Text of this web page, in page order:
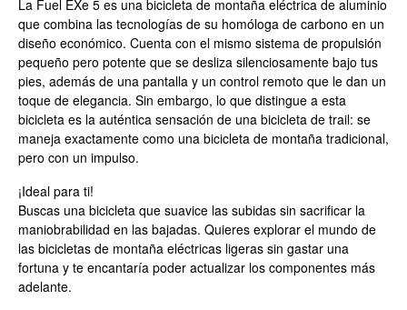
La Fuel EXe 5 es una bicicleta de montaña eléctrica de aluminio
que combina las tecnologías de su homóloga de carbono en un
diseño económico. Cuenta con el mismo sistema de propulsión
pequeño pero potente que se desliza silenciosamente bajo tus
pies, además de una pantalla y un control remoto que le dan un
toque de elegancia. Sin embargo, lo que distingue a esta
bicicleta es la auténtica sensación de una bicicleta de trail: se
maneja exactamente como una bicicleta de montaña tradicional,
pero con un impulso.
¡Ideal para ti!
Buscas una bicicleta que suavice las subidas sin sacrificar la
maniobrabilidad en las bajadas. Quieres explorar el mundo de
las bicicletas de montaña eléctricas ligeras sin gastar una
fortuna y te encantaría poder actualizar los componentes más
adelante.